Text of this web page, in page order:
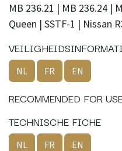
MB 236.21 | MB 236.24 |
Queen | SSTF-1 | Nissan
NL FR EN
RECOMMENDED FOR
TECHNISCHE FICHE
NL FR EN